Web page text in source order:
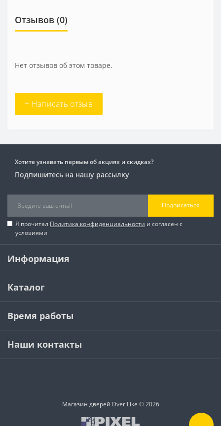
Отзывов (0)
Нет отзывов об этом товаре.
+ Написать отзыв
Хотите узнавать первым об акциях и скидках?
Подпишитесь на нашу рассылку
Подписаться
Я прочитал Политика конфиденциальности и согласен с
условиями
Информация
Каталог
Время работы
Наши контакты
Магазин дверей DveriLike © 2026